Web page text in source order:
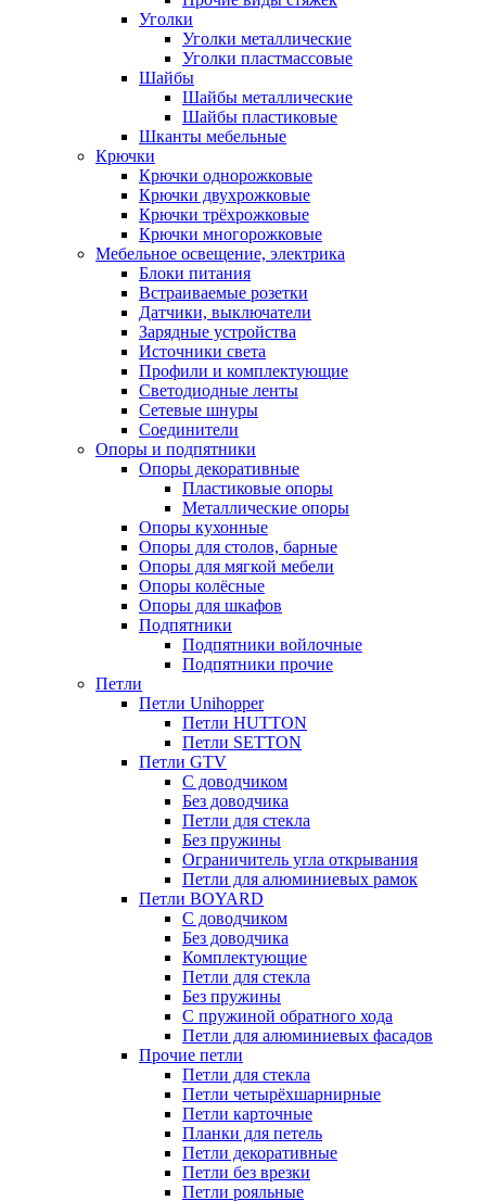
Уголки
Уголки металлические
Уголки пластмассовые
Шайбы
Шайбы металлические
Шайбы пластиковые
Шканты мебельные
Крючки
Крючки однорожковые
Крючки двухрожковые
Крючки трёхрожковые
Крючки многорожковые
Мебельное освещение, электрика
Блоки питания
Встраиваемые розетки
Датчики, выключатели
Зарядные устройства
Источники света
Профили и комплектующие
Светодиодные ленты
Сетевые шнуры
Соединители
Опоры и подпятники
Опоры декоративные
Пластиковые опоры
Металлические опоры
Опоры кухонные
Опоры для столов, барные
Опоры для мягкой мебели
Опоры колёсные
Опоры для шкафов
Подпятники
Подпятники войлочные
Подпятники прочие
Петли
Петли Unihopper
Петли HUTTON
Петли SETTON
Петли GTV
С доводчиком
Без доводчика
Петли для стекла
Без пружины
Ограничитель угла открывания
Петли для алюминиевых рамок
Петли BOYARD
С доводчиком
Без доводчика
Комплектующие
Петли для стекла
Без пружины
С пружиной обратного хода
Петли для алюминиевых фасадов
Прочие петли
Петли для стекла
Петли четырёхшарнирные
Петли карточные
Планки для петель
Петли декоративные
Петли без врезки
Петли рояльные